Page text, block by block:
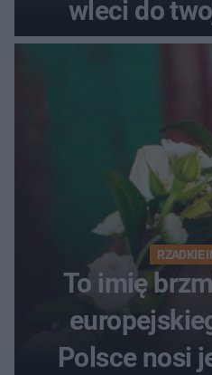
wleci do
RZADKIE
To imię
Polsce nosi